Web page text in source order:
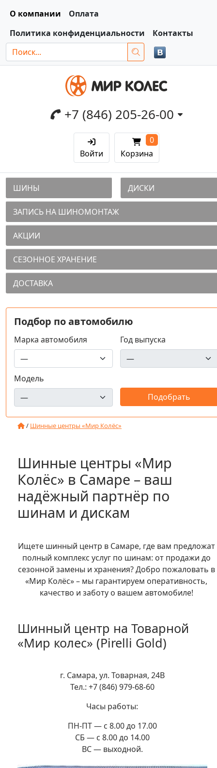
О компании
Оплата
Политика конфиденциальности
Контакты
+7 (846) 205-26-00
Войти Корзина
0
ШИНЫ ДИСКИ
ЗАПИСЬ НА ШИНОМОНТАЖ
АКЦИИ
СЕЗОННОЕ ХРАНЕНИЕ
ДОСТАВКА
Подбор по автомобилю
Марка автомобиля Год выпуска
Модель
/ Шинные центры «Мир Колёс»
Шинные центры «Мир
Колёс» в Самаре – ваш
надёжный партнёр по
шинам и дискам
Ищете шинный центр в Самаре, где вам предложат
полный комплекс услуг по шинам: от продажи до
сезонной замены и хранения? Добро пожаловать в
«Мир Колёс» – мы гарантируем оперативность,
качество и заботу о вашем автомобиле!
Шинный центр на Товарной
«Мир колес» (Pirelli Gold)
г. Самара, ул. Товарная, 24В
Тел.: +7 (846) 979-68-60
Часы работы:
ПН-ПТ — с 8.00 до 17.00
СБ — с 8.00 до 14.00
ВС — выходной.